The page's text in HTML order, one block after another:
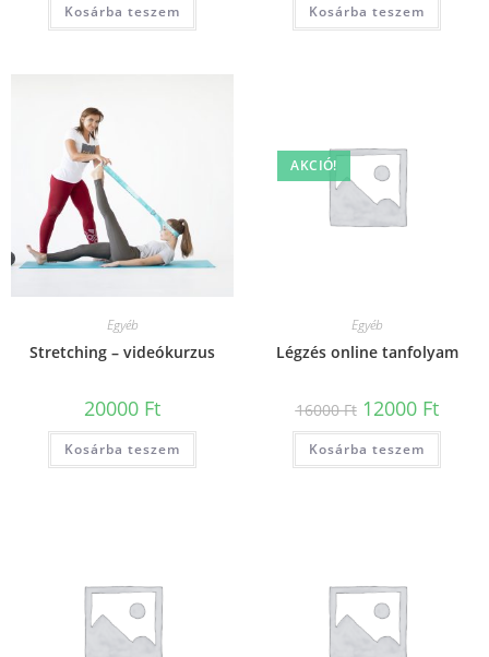
Kosárba teszem Kosárba teszem
Egyéb
Stretching – videókurzus
20000 Ft
Kosárba teszem
AKCIÓ!
Egyéb
Légzés online tanfolyam
16000Ft 12000 Ft
Kosárba teszem